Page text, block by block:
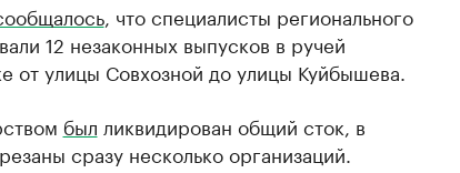
, что специалисты регионального
12 незаконных выпусков в ручей
от улицы Совхозной до улицы Куйбышева.
был ликвидирован общий сток, в
сразу несколько организаций.